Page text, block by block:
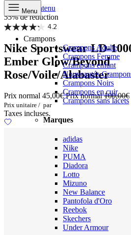
Aller au contenu
Menu
Crampons
Crampons Adulte
Crampons Femme
Crampons enfant
Nouveautés
Crampons Noirs
Crampons en cuir
Crampons sans lacets
Marques
adidas
Nike
PUMA
Diadora
Lotto
Mizuno
New Balance
Pantofola d'Oro
Reebok
Skechers
Under Armour
55% de réduction
4.2
Nike Sportswear LD-
Ember Glow/Beyond
Rose/Voile/Alabaster
Prix normal 45,00€Prix normal 100,00€
Prix unitaire / par
Taxes incluses.